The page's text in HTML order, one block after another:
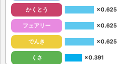
かくとう ×0.625
フェアリー ×0.625
でんき ×0.625
くさ ×0.391